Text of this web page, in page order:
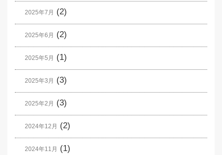
2025年7月 (2)
2025年6月 (2)
2025年5月 (1)
2025年3月 (3)
2025年2月 (3)
2024年12月 (2)
2024年11月 (1)